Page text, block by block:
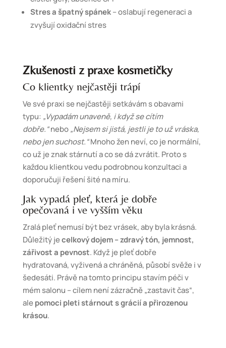
Stres a špatný spánek– oslabují regeneraci a
zvyšují oxidační stres
Zkušenosti z praxe kosmetičky
Co klientky nejčastěji trápí
Ve své praxi se nejčastěji setkávám s obavami
typu: „Vypadám unaveně, i když se cítím
dobře.“nebo„Nejsem si jistá, jestli je to už vráska,
nebo jen suchost.“Mnoho žen neví, co je normální,
co už je znak stárnutí a co se dá zvrátit. Proto s
každou klientkou vedu podrobnou konzultaci a
doporučuji řešení šité na míru.
Jak vypadá pleť, která je dobře
opečovaná i ve vyšším věku
Zralá pleť nemusí být bez vrásek, aby byla krásná.
Důležitý jecelkový dojem – zdravý tón, jemnost,
zářivost a pevnost. Když je pleť dobře
hydratovaná, vyživená a chráněná, působí svěže i v
šedesáti. Právě na tomto principu stavím péči v
mém salonu – cílem není zázračně „zastavit čas“,
alepomoci pleti stárnout s grácií a přirozenou
krásou.